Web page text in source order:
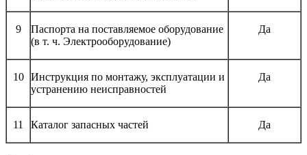
9
Паспорта на поставляемое оборудование
(в т. ч. Электрооборудование)
Да
10
Инструкция по монтажу, эксплуатации и
устранению неисправностей
Да
11 Каталог запасных частей Да